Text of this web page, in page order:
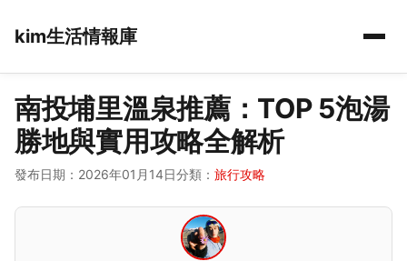
kim生活情報庫
南投埔里溫泉推薦：TOP 5泡湯
勝地與實用攻略全解析
發布日期：2026年01月14日分類： 旅行攻略